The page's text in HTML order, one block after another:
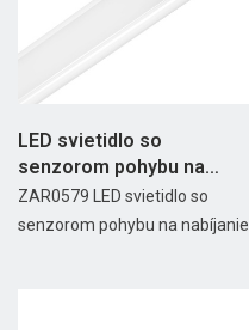
LED svietidlo so
senzorom pohybu na
nabíjanie
ZAR0579 LED svietidlo so
senzorom pohybu na nabíjanie